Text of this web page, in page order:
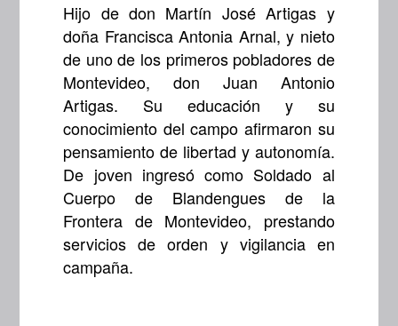
Hijo de don Martín José Artigas y
doña Francisca Antonia Arnal, y nieto
de uno de los primeros pobladores de
Montevideo, don Juan Antonio
Artigas. Su educación y su
conocimiento del campo afirmaron su
pensamiento de libertad y autonomía.
De joven ingresó como Soldado al
Cuerpo de Blandengues de la
Frontera de Montevideo, prestando
servicios de orden y vigilancia en
campaña.